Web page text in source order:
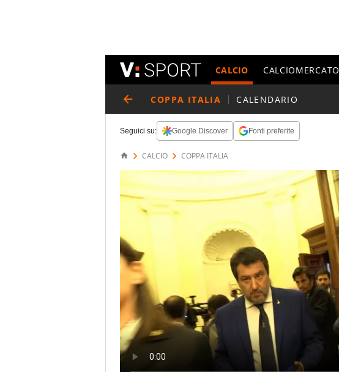
CALCIO CALCIOMERCATO
COPPA ITALIA CALENDARIO
Seguici su: Google Discover Fonti preferite
CALCIO COPPA ITALIA